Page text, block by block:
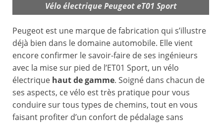
Vélo électrique Peugeot eT01 Sport
Peugeot est une marque de fabrication qui s’illustre
déjà bien dans le domaine automobile. Elle vient
encore confirmer le savoir-faire de ses ingénieurs
avec la mise sur pied de l’ET01 Sport, un vélo
électrique haut de gamme. Soigné dans chacun de
ses aspects, ce vélo est très pratique pour vous
conduire sur tous types de chemins, tout en vous
faisant profiter d’un confort de pédalage sans